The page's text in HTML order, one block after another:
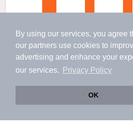
By using our services, you agree
our partners use cookies to
advertising and enhance your
our services.
Privacy Policy
OK
アプリに切り替えて、サクサク
会員登録なしですぐ使える。マップ